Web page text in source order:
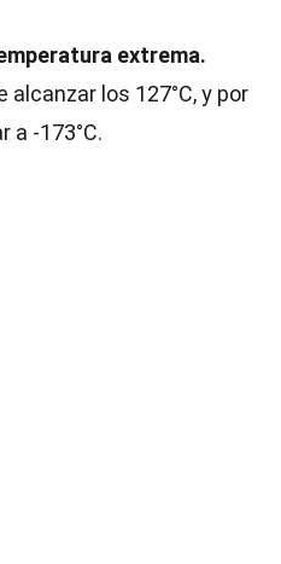
extrema.
alcanzar los 127°C, y por
a -173°C.